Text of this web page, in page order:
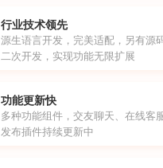
行业技术领先
源生语言开发，完美适配，另有源
二次开发，实现功能无限扩展
功能更新快
多种功能组件，交友聊天、在线客
发布插件持续更新中